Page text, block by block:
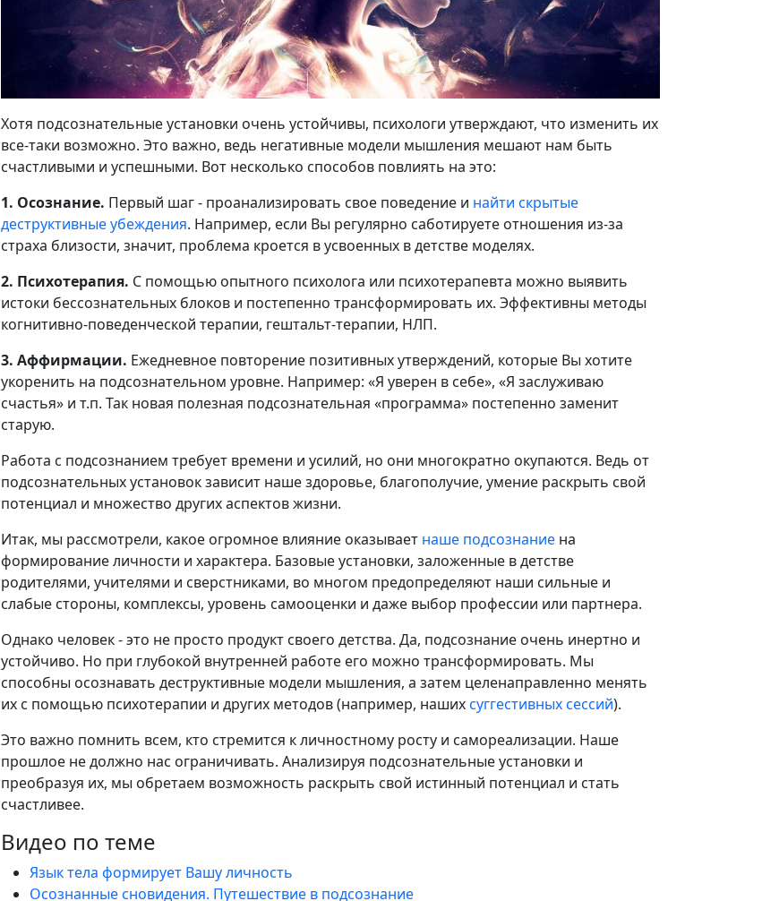
Хотя подсознательные установки очень устойчивы, психологи утверждают, что изменить их
все-таки возможно. Это важно, ведь негативные модели мышления мешают нам быть
счастливыми и успешными. Вот несколько способов повлиять на это:
1. Осознание. Первый шаг - проанализировать свое поведение и найти скрытые
деструктивные убеждения. Например, если Вы регулярно саботируете отношения из-за
страха близости, значит, проблема кроется в усвоенных в детстве моделях.
2. Психотерапия. С помощью опытного психолога или психотерапевта можно выявить
истоки бессознательных блоков и постепенно трансформировать их. Эффективны методы
когнитивно-поведенческой терапии, гештальт-терапии, НЛП.
3. Аффирмации. Ежедневное повторение позитивных утверждений, которые Вы хотите
укоренить на подсознательном уровне. Например: «Я уверен в себе», «Я заслуживаю
счастья» и т.п. Так новая полезная подсознательная «программа» постепенно заменит
старую.
Работа с подсознанием требует времени и усилий, но они многократно окупаются. Ведь от
подсознательных установок зависит наше здоровье, благополучие, умение раскрыть свой
потенциал и множество других аспектов жизни.
Итак, мы рассмотрели, какое огромное влияние оказывает наше подсознание на
формирование личности и характера. Базовые установки, заложенные в детстве
родителями, учителями и сверстниками, во многом предопределяют наши сильные и
слабые стороны, комплексы, уровень самооценки и даже выбор профессии или партнера.
Однако человек - это не просто продукт своего детства. Да, подсознание очень инертно и
устойчиво. Но при глубокой внутренней работе его можно трансформировать. Мы
способны осознавать деструктивные модели мышления, а затем целенаправленно менять
их с помощью психотерапии и других методов (например, нашихсуггестивных сессий).
Это важно помнить всем, кто стремится к личностному росту и самореализации. Наше
прошлое не должно нас ограничивать. Анализируя подсознательные установки и
преобразуя их, мы обретаем возможность раскрыть свой истинный потенциал и стать
счастливее.
Видео по теме
Язык тела формирует Вашу личность
Осознанные сновидения. Путешествие в подсознание